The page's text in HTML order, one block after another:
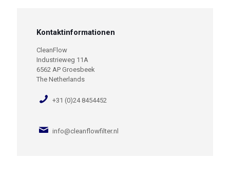
Kontaktinformationen
CleanFlow
Industrieweg 11A
6562 AP Groesbeek
The Netherlands
+31 (0)24 8454452
info@cleanflowfilter.nl